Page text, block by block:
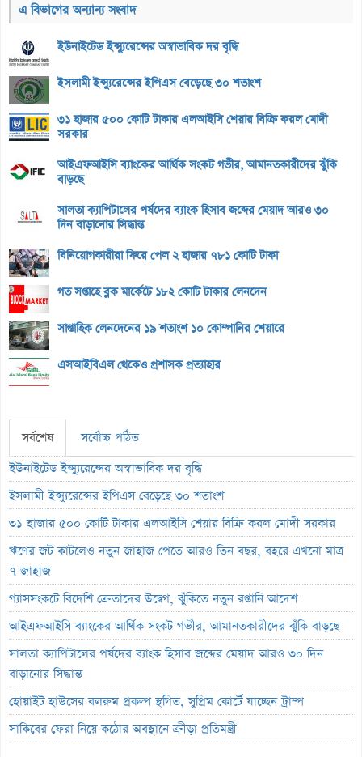
এ বিভাগের অন্যান্য সংবাদ
ইউনাইটেড ইন্স্যুরেন্সের অস্বাভাবিক দর বৃদ্ধি
ইসলামী ইন্স্যুরেন্সের ইপিএস বেড়েছে ৩০ শতাংশ
৩১ হাজার ৫০০ কোটি টাকার এলআইসি শেয়ার বিক্রি করল মোদী
সরকার
আইএফআইসি ব্যাংকের আর্থিক সংকট গভীর, আমানতকারীদের ঝুঁকি
বাড়ছে
সালতা ক্যাপিটালের পর্ষদের ব্যাংক হিসাব জব্দের মেয়াদ আরও ৩০
দিন বাড়ানোর সিদ্ধান্ত
বিনিয়োগকারীরা ফিরে পেল ২ হাজার ৭৮১ কোটি টাকা
গত সপ্তাহে ব্লক মার্কেটে ১৮২ কোটি টাকার লেনদেন
সাপ্তাহিক লেনদেনের ১৯ শতাংশ ১০ কোম্পানির শেয়ারে
এসআইবিএল থেকেও প্রশাসক প্রত্যাহার
সর্বশেষ
সর্বোচ্চ পঠিত
ইউনাইটেড ইন্স্যুরেন্সের অস্বাভাবিক দর বৃদ্ধি
ইসলামী ইন্স্যুরেন্সের ইপিএস বেড়েছে ৩০ শতাংশ
৩১ হাজার ৫০০ কোটি টাকার এলআইসি শেয়ার বিক্রি করল মোদী সরকার
ঋণের জট কাটলেও নতুন জাহাজ পেতে আরও তিন বছর, বহরে এখনো মাত্র
৭ জাহাজ
গ্যাসসংকটে বিদেশি ক্রেতাদের উদ্বেগ, ঝুঁকিতে নতুন রপ্তানি আদেশ
আইএফআইসি ব্যাংকের আর্থিক সংকট গভীর, আমানতকারীদের ঝুঁকি বাড়ছে
সালতা ক্যাপিটালের পর্ষদের ব্যাংক হিসাব জব্দের মেয়াদ আরও ৩০ দিন
বাড়ানোর সিদ্ধান্ত
হোয়াইট হাউসের বলরুম প্রকল্প স্থগিত, সুপ্রিম কোর্টে যাচ্ছেন ট্রাম্প
সাকিবের ফেরা নিয়ে কঠোর অবস্থানে ক্রীড়া প্রতিমন্ত্রী